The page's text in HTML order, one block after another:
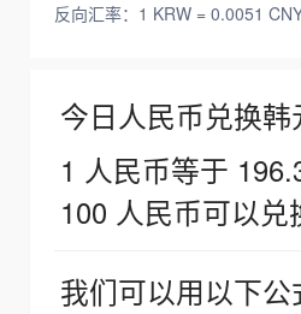
反向汇率：1 KRW = 0.0051
今日人民币兑换韩
1 人民币等于
100 人民币可以兑
我们可以用以下公